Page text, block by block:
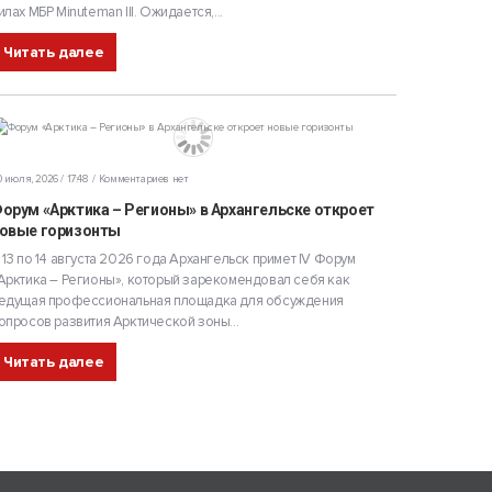
МБР Minuteman III. Ожидается,...
Читать далее
июля, 2026 / 17:48 Комментариев нет
«Арктика – Регионы» в Архангельске откроет
горизонты
по 14 августа 2026 года Архангельск примет IV Форум
– Регионы», который зарекомендовал себя как
профессиональная площадка для обсуждения
развития Арктической зоны...
Читать далее